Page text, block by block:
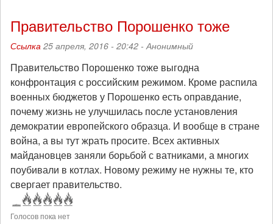
Правительство Порошенко тоже
Ссылка 25 апреля, 2016 - 20:42 -Анонимный
Правительство Порошенко тоже выгодна
конфронтация с российским режимом. Кроме распила
военных бюджетов у Порошенко есть оправдание,
почему жизнь не улучшилась после установления
демократии европейского образца. И вообще в стране
война, а вы тут жрать просите. Всех активных
майдановцев заняли борьбой с ватниками, а многих
поубивали в котлах. Новому режиму не нужны те, кто
свергает правительство.
Голосов пока нет